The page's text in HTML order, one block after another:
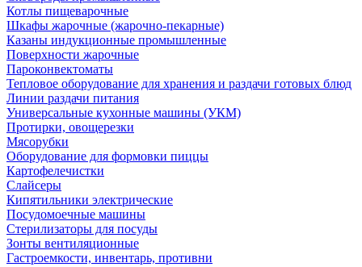
Котлы пищеварочные
Шкафы жарочные (жарочно-пекарные)
Казаны индукционные промышленные
Поверхности жарочные
Пароконвектоматы
Тепловое оборудование для хранения и раздачи готовых блюд
Линии раздачи питания
Универсальные кухонные машины (УКМ)
Протирки, овощерезки
Мясорубки
Оборудование для формовки пиццы
Картофелечистки
Слайсеры
Кипятильники электрические
Посудомоечные машины
Стерилизаторы для посуды
Зонты вентиляционные
Гастроемкости, инвентарь, противни